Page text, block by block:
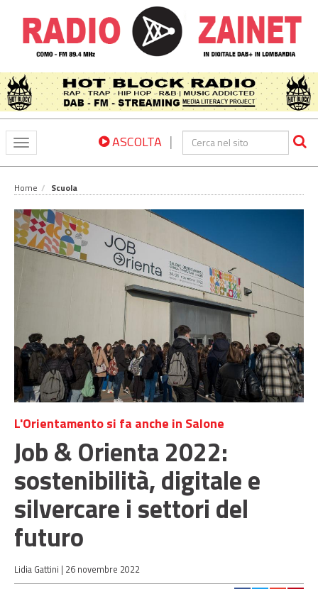
Toggle
navigation
ASCOLTA |
Home Scuola
L'Orientamento si fa anche in Salone
Job & Orienta 2022:
sostenibilità, digitale e
silvercare i settori del
futuro
Lidia Gattini | 26 novembre 2022